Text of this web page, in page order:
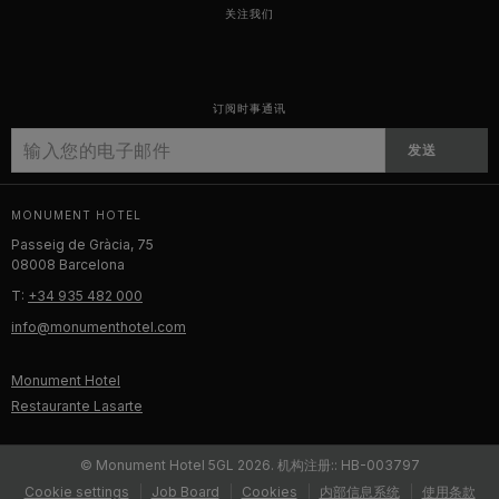
关注我们
订阅时事通讯
发送
MONUMENT HOTEL
Passeig de Gràcia, 75
08008 Barcelona
T: +34 935 482 000
info@monumenthotel.com
Monument Hotel
Restaurante Lasarte
© Monument Hotel 5GL 2026. 机构注册:: HB-003797
Cookie settings
Job Board Cookies 内部信息系统 使用条款